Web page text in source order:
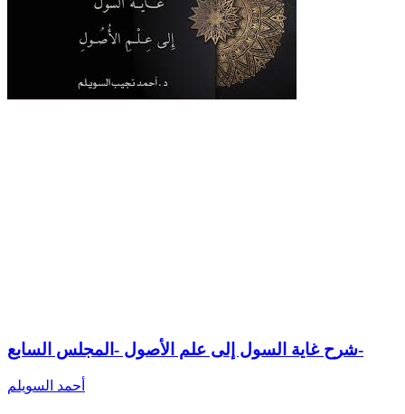
شرح غاية السول إلى علم الأصول -المجلس السابع-
أحمد السويلم